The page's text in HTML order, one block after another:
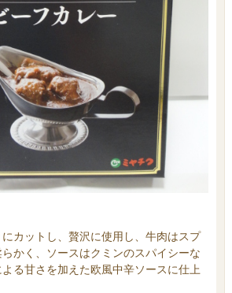
にカットし、贅沢に使用し、牛肉はスプ
かく、ソースはクミンのスパイシーな
る甘さを加えた欧風中辛ソースに仕上